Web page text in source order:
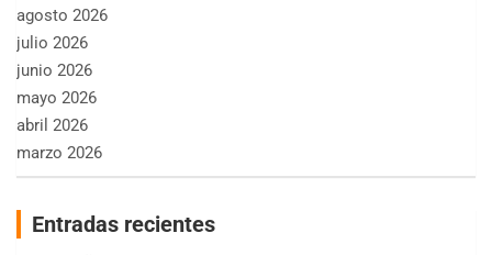
agosto 2026
julio 2026
junio 2026
mayo 2026
abril 2026
marzo 2026
Entradas recientes